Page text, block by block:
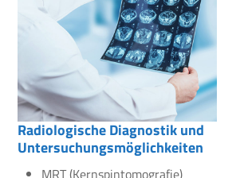
Radiologische Diagnostik und
Untersuchungsmöglichkeiten
MRT (Kernspintomografie)